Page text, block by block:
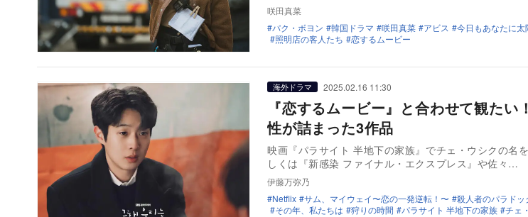
咲田真菜
パク・ボヨン
韓国ドラマ 咲田真菜 アビス
今日もあなたに
照明店の客人たち
恋するムービー
海外ドラマ 2025.02.16 11:30
『恋するムービー』と合わせて観た
性が詰まった3作品
映画『パラサイト 半地下の家族』でチェ・ウシクの名
しくは『新感染 ファイナル・エクスプレス』や佐々…
伊藤万弥乃
Netflix
サム、マイウェイ〜恋の一発逆転！〜 殺人者のパラドッ
その年、私たちは
狩りの時間 パラサイト 半地下の家族 チェ